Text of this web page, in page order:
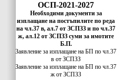
ОСП-2021-2027
Необходими документи за
изплащане на постъпилите по реда
на чл.37 в, ал.7 от ЗСПЗЗ и по чл.37
ж, ал.12 от ЗСПЗЗ суми за имотите
Б.П.
Заявление за изплащане на БП по чл.37
в от ЗСПЗЗ
Заявление за изплащане на БП по чл.37
ж от ЗСПЗЗ